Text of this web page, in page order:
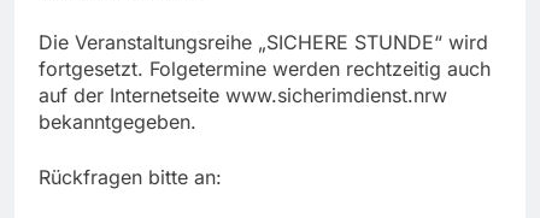
Die Veranstaltungsreihe „SICHERE STUNDE“ wird
fortgesetzt. Folgetermine werden rechtzeitig auch
auf der Internetseite www.sicherimdienst.nrw
bekanntgegeben.
Rückfragen bitte an: